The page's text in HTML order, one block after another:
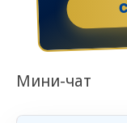
Мини-чат